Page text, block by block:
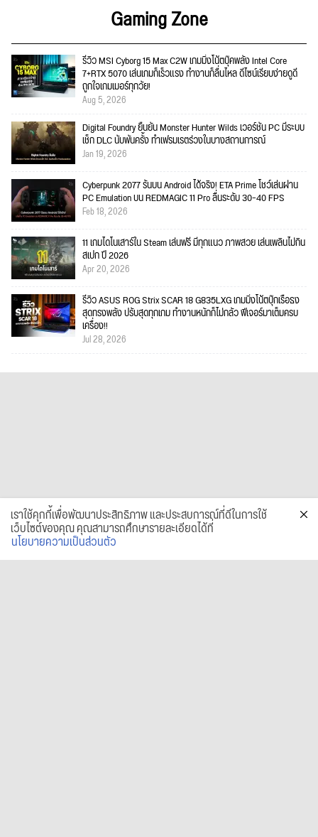
Gaming Zone
รีวิว MSI Cyborg 15 Max C2W เกมมิ่งโน้ตบุ๊คพลัง Intel Core
7+RTX 5070 เล่นเกมก็เร็วแรง ทำงานก็ลื่นไหล ดีไซน์เรียบง่ายดูดี
ถูกใจเกมเมอร์ทุกวัย!
Aug 5, 2026
Digital Foundry ยืนยัน Monster Hunter Wilds เวอร์ชัน PC มีระบบ
เช็ก DLC นับพันครั้ง ทำเฟรมเรตร่วงในบางสถานการณ์
Jan 19, 2026
Cyberpunk 2077 รันบน Android ได้จริง! ETA Prime โชว์เล่นผ่าน
PC Emulation บน REDMAGIC 11 Pro ลื่นระดับ 30–40 FPS
Feb 18, 2026
11 เกมไดโนเสาร์ใน Steam เล่นฟรี มีทุกแนว ภาพสวย เล่นเพลินไม่กิน
สเปก ปี 2026
Apr 20, 2026
รีวิว ASUS ROG Strix SCAR 18 G835LXG เกมมิ่งโน้ตบุ๊กเรือธง
สุดทรงพลัง ปรับสุดทุกเกม ทำงานหนักก็ไม่กลัว ฟีเจอร์มาเต็มครบ
เครื่อง!!
Jul 28, 2026
เราใช้คุกกี้เพื่อพัฒนาประสิทธิภาพ และประสบการณ์ที่ดีในการใช้
เว็บไซต์ของคุณ คุณสามารถศึกษารายละเอียดได้ที่
นโยบายความเป็นส่วนตัว